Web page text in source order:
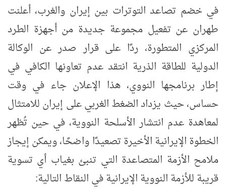
في خضم تصاعد التوترات بين إيران والغرب، أعلنت
طهران عن تفعيل مجموعة جديدة من أجهزة الطرد
المركزي المتطورة، ردًا على قرار صدر عن الوكالة
الدولية للطاقة الذرية انتقد عدم تعاونها الكافي في
إطار برنامجها النووي، هذا الإعلان جاء في وقت
حساس، حيث يزداد الضغط الغربي على إيران للامتثال
لمعاهدة عدم انتشار الأسلحة النووية، في حين تُظهر
الخطوة الإيرانية الأخيرة تصعيدًا واضحًا، ويمكن إيجاز
ملامح الأزمة المتصاعدة التي تنبئ بغياب أي تسوية
قريبة للأزمة النووية الإيرانية في النقاط التالية: